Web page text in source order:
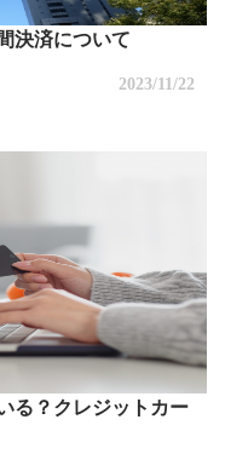
決済について
2023/11/22
る？クレジットカー